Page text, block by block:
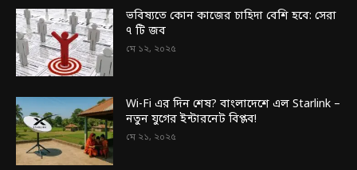
ভবিষ্যতে কোন কাজের চাহিদা বেশি হবে: সেরা
৭ টি জব
মে ১২, ২০২৫
Wi-Fi এর দিন শেষ? বাংলাদেশে এল Starlink –
নতুন যুগের ইন্টারনেট বিপ্লব!
মে ২১, ২০২৫